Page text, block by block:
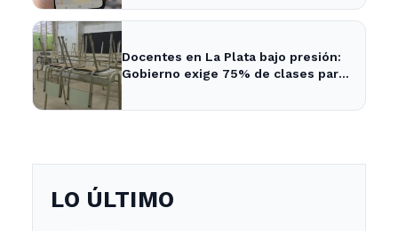
Docentes en La Plata bajo presión:
Gobierno exige 75% de clases para
LO ÚLTIMO